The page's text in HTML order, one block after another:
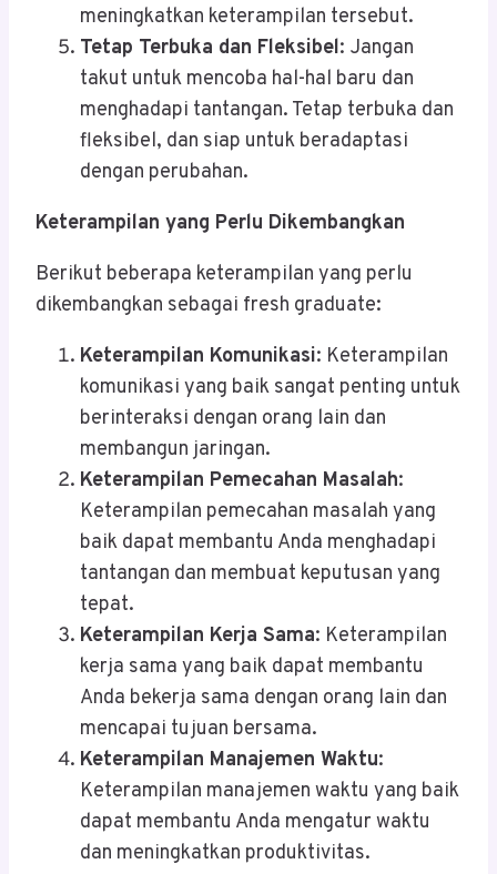
meningkatkan keterampilan tersebut.
Tetap Terbuka dan Fleksibel: Jangan
takut untuk mencoba hal-hal baru dan
menghadapi tantangan. Tetap terbuka dan
fleksibel, dan siap untuk beradaptasi
dengan perubahan.
Keterampilan yang Perlu Dikembangkan
Berikut beberapa keterampilan yang perlu
dikembangkan sebagai fresh graduate:
Keterampilan Komunikasi: Keterampilan
komunikasi yang baik sangat penting untuk
berinteraksi dengan orang lain dan
membangun jaringan.
Keterampilan Pemecahan Masalah:
Keterampilan pemecahan masalah yang
baik dapat membantu Anda menghadapi
tantangan dan membuat keputusan yang
tepat.
Keterampilan Kerja Sama: Keterampilan
kerja sama yang baik dapat membantu
Anda bekerja sama dengan orang lain dan
mencapai tujuan bersama.
Keterampilan Manajemen Waktu:
Keterampilan manajemen waktu yang baik
dapat membantu Anda mengatur waktu
dan meningkatkan produktivitas.